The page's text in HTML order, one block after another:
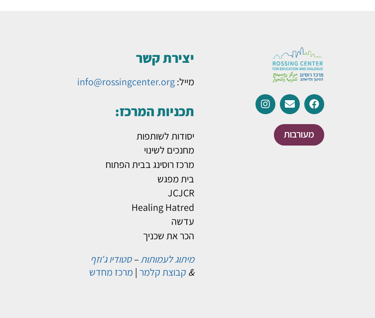
מעורבות
יצירת קשר
מייל:info@rossingcenter.org
תכניות המרכז:
יסודות לשותפות
מחנכים לשינוי
מרכז רוסינג בבית הפתוח
בית מפגש
JCJCR
Healing Hatred
עדשה
הכר את שכניך
מיתוג לעמותות–סטודיו ג'וזף
& קבוצת קלמר| מרכז מחדש